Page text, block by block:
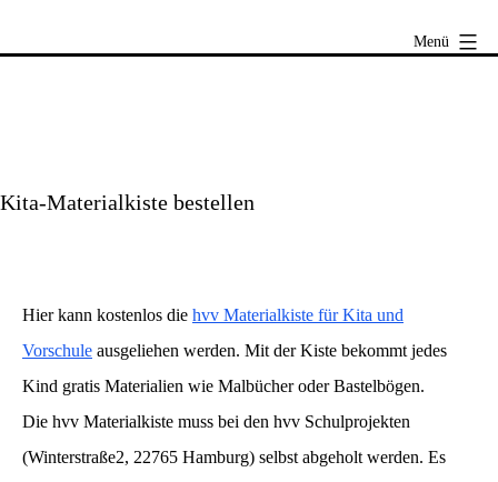
Inhalt
Menü
Kita-Materialkiste bestellen
Hier kann kostenlos die hvv Materialkiste für Kita und
Vorschule ausgeliehen werden. Mit der Kiste bekommt jedes
Kind gratis Materialien wie Malbücher oder Bastelbögen.
Die hvv Materialkiste muss bei den hvv Schulprojekten
(Winterstraße2, 22765 Hamburg) selbst abgeholt werden. Es